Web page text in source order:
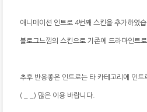
애니메이션 인트로 4번째 스킨을 추가하였
블로그느낌의 스킨으로 기존에 드라마인트
추후 반응좋은 인트로는 타 카테고리에 인
( _ _) 많은 이용 바랍니다.